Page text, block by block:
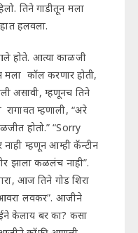
तिने गाडीतून मला
हलवला.
होते. आत्या काळजी
मला कॉल करणार होती,
असावी, म्हणूनच तिने
म्हणाली, “अरे
होतो.” “Sorry
म्हणून आम्ही कॅन्टीन
झाला कळलंच नाही”.
आज तिने गोड शिरा
लवकर”. आजीने
केलाय बर का? कसा